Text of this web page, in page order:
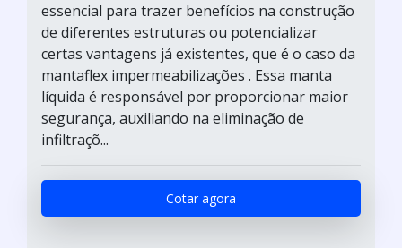
essencial para trazer benefícios na construção
de diferentes estruturas ou potencializar
certas vantagens já existentes, que é o caso da
mantaflex impermeabilizações . Essa manta
líquida é responsável por proporcionar maior
segurança, auxiliando na eliminação de
infiltraçõ...
Cotar agora